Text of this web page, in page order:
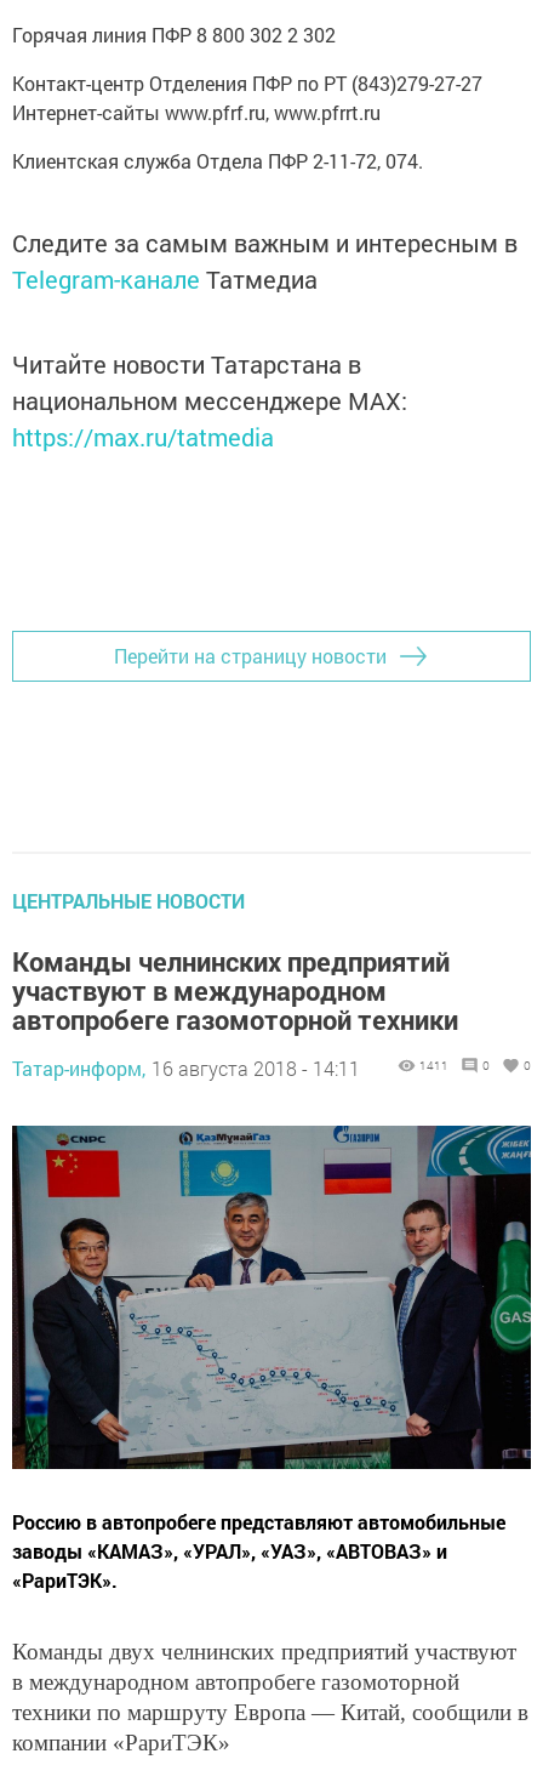
Горячая линия ПФР 8 800 302 2 302
Контакт-центр Отделения ПФР по РТ (843)279-27-27
Интернет-сайты www.pfrf.ru, www.pfrrt.ru
Клиентская служба Отдела ПФР 2-11-72, 074.
Следите за самым важным и интересным в
Telegram-канале Татмедиа
Читайте новости Татарстана в
национальном мессенджере MАХ:
https://max.ru/tatmedia
Перейти на страницу новости
ЦЕНТРАЛЬНЫЕ НОВОСТИ
Команды челнинских предприятий
участвуют в международном
автопробеге газомоторной техники
Татар-информ, 16 августа 2018 - 14:11 1411 0 0
Россию в автопробеге представляют автомобильные
заводы «КАМАЗ», «УРАЛ», «УАЗ», «АВТОВАЗ» и
«РариТЭК».
Команды двух челнинских предприятий участвуют
в международном автопробеге газомоторной
техники по маршруту Европа — Китай, сообщили в
компании «РариТЭК»